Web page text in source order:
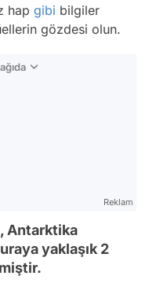
hap gibi bilgiler
gözdesi olun.
Reklam
Antarktika
yaklaşık 2